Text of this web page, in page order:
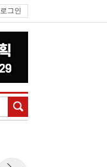
로그인